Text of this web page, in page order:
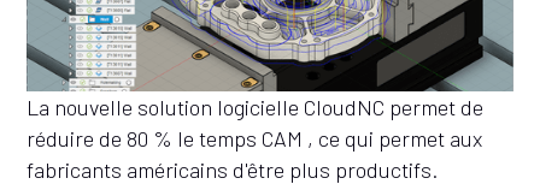
La nouvelle solution logicielle CloudNC permet de
réduire de 80 % le temps CAM , ce qui permet aux
fabricants américains d'être plus productifs.